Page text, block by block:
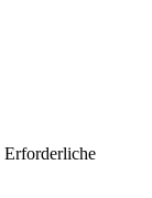
Erforderliche